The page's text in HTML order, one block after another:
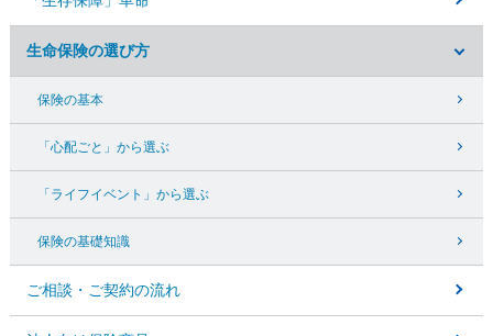
生命保険の選び方
保険の基本
「心配ごと」から選ぶ
「ライフイベント」から選ぶ
保険の基礎知識
ご相談・ご契約の流れ